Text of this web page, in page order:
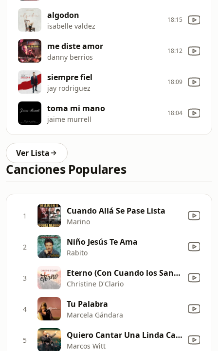
algodon
isabelle valdez
18:15
me diste amor
danny berrios
18:12
siempre fiel
jay rodriguez
18:09
toma mi mano
jaime murrell
18:04
Ver Lista
Canciones Populares
1 Cuando Allá Se Pase Lista
Marino
2 Niño Jesús Te Ama
Rabito
3 Eterno (Con Cuando los Santos Marchen Ya) [Live]
Christine D'Clario
4 Tu Palabra
Marcela Gándara
5 Quiero Cantar Una Linda Canción (Versión Acústica)
Marcos Witt